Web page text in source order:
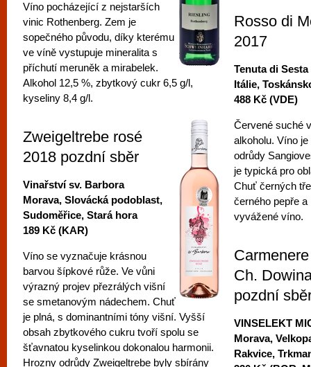
Víno pocházející z nejstarších
vinic Rothenberg. Zem je
sopečného původu, díky kterému
ve víně vystupuje mineralita s
příchutí meruněk a mirabelek.
Alkohol 12,5 %, zbytkový cukr 6,5 g/l,
kyseliny 8,4 g/l.
Zweigeltrebe rosé
2018 pozdní sběr
Vinařství sv. Barbora
Morava, Slovácká podoblast,
Sudoměřice, Stará hora
189 Kč (KAR)
Víno se vyznačuje krásnou
barvou šípkové růže. Ve vůni
výrazný projev přezrálých višní
se smetanovým nádechem. Chuť
je plná, s dominantními tóny višní. Vyšší
obsah zbytkového cukru tvoří spolu se
šťavnatou kyselinkou dokonalou harmonii.
Hrozny odrůdy Zweigeltrebe byly sbírány
Rosso di
2017
Tenuta di Sesta
Itálie,
488 Kč (VDE)
Červené suché
alkoholu. Víno
odrůdy
je typická pro
Chuť černých
černého pepře
vyvážené víno.
Ch.
pozdní
VINSELEKT
Morava,
Rakvice,